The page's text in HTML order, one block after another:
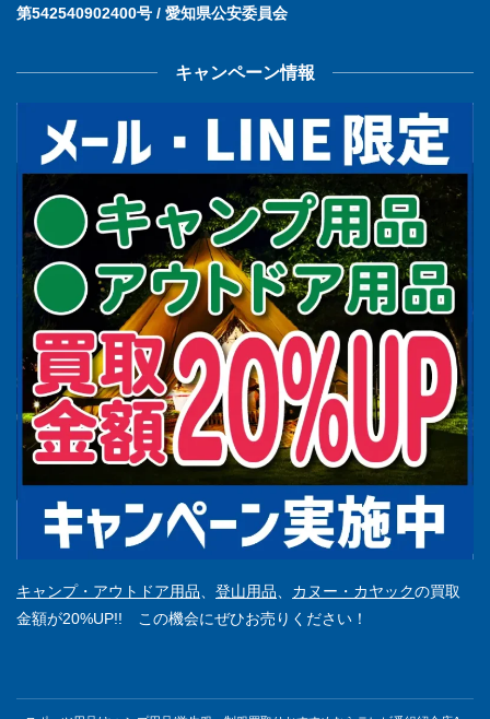
第542540902400号 / 愛知県公安委員会
キャンペーン情報
キャンプ・アウトドア用品 登山用品 カヌー・カヤックの買取
金額が20%UP!! この機会にぜひお売りください！